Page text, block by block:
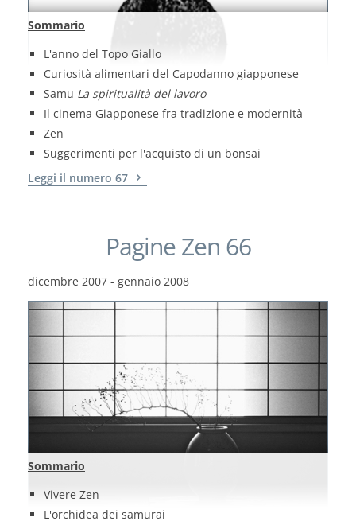
Sommario
L'anno del Topo Giallo
Curiosità alimentari del Capodanno giapponese
Samu La spiritualità del lavoro
Il cinema Giapponese fra tradizione e modernità
Zen
Suggerimenti per l'acquisto di un bonsai
Leggi il numero 67
Pagine Zen 66
dicembre 2007 - gennaio 2008
Sommario
Vivere Zen
L'orchidea dei samurai